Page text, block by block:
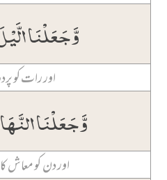
وَّ جَعَلۡنَا الَّیۡلَ
اور رات کو
وَّ جَعَلۡنَا
اور دن کو معاش